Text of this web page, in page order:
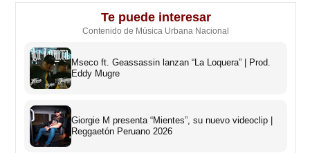
Te puede interesar
Contenido de Música Urbana Nacional
Mseco ft. Geassassin lanzan “La Loquera” | Prod.
Eddy Mugre
Giorgie M presenta “Mientes”, su nuevo videoclip |
Reggaetón Peruano 2026